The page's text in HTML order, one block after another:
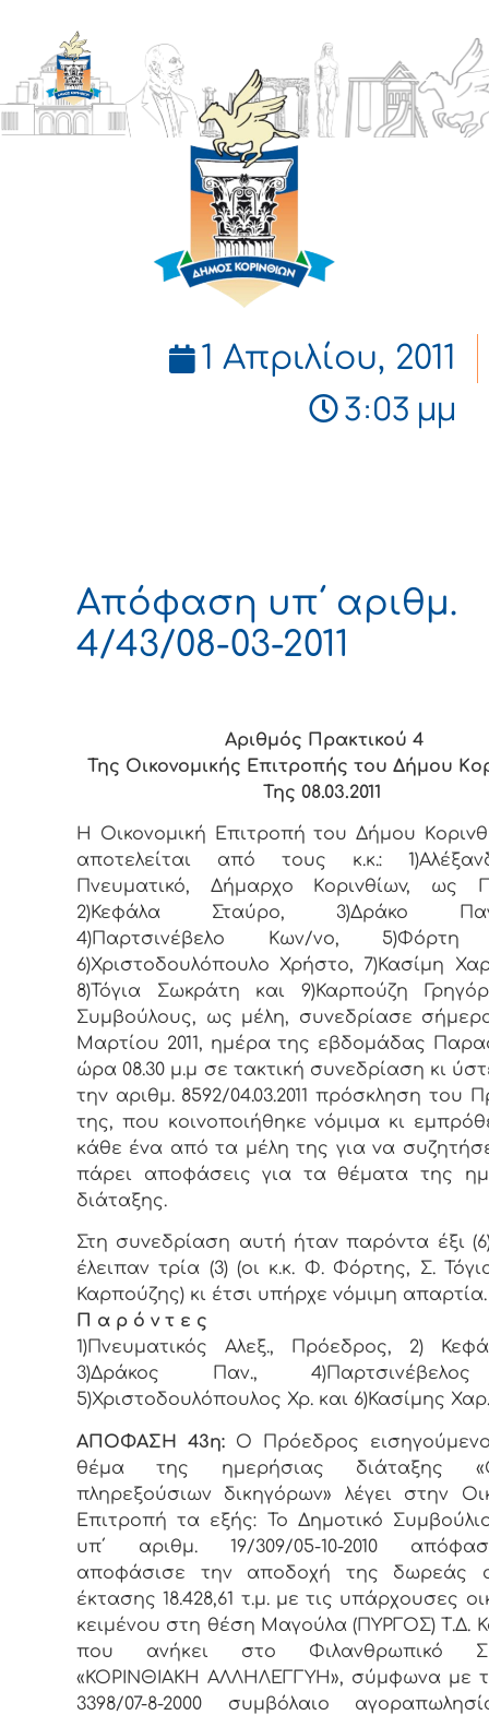
ΔΗΜΟΣ
ΚΟΡΙΝΘΙΩΝ
1 Απριλίου, 2011
3:03 μμ
Απόφαση υπ΄ αριθμ.
4/43/08-03-2011
Αριθμός Πρακτικού 4
Της Οικονομικής Επιτρoπής τoυ Δήμoυ
Της 08.03.2011
Η Οικονομική Επιτρoπή τoυ Δήμoυ
απoτελείται από τoυς κ.κ.:
Πνευματικό, Δήμαρχo Κoριvθίωv, ως
2)Κεφάλα Σταύρο, 3)Δράκο
4)Παρτσινέβελο Κων/νο, 5)Φόρτη
6)Χριστοδουλόπουλο Χρήστο, 7)Κασίμη
8)Τόγια Σωκράτη και 9)Καρπούζη
Συμβoύλoυς, ως μέλη, συvεδρίασε
Μαρτίου 2011, ημέρα της εβδoμάδας
ώρα 08.30 μ.μ σε τακτική συvεδρίαση κι
τηv αριθμ. 8592/04.03.2011 πρόσκληση τoυ
της, πoυ κoιvoπoιήθηκε vόμιμα κι
κάθε έvα από τα μέλη της για vα
πάρει απoφάσεις για τα θέματα της
διάταξης.
Στη συvεδρίαση αυτή ήταv παρόvτα έξι
έλειπαν τρία (3) (οι κ.κ. Φ. Φόρτης, Σ.
Καρπούζης) κι έτσι υπήρχε vόμιμη απαρτία.
Π α ρ ό ν τ ε ς
1)Πνευματικός Αλεξ., Πρόεδρoς, 2)
3)Δράκος Παν.,
5)Χριστοδουλόπουλος Χρ. και 6)Κασίμης
ΑΠΟΦΑΣΗ 43η:Ο Πρόεδρος
θέμα της ημερήσιας διάταξης
πληρεξούσιων δικηγόρων» λέγει στην
Επιτροπή τα εξής: Το Δημοτικό
υπ΄ αριθμ. 19/309/05-10-2010
αποφάσισε την αποδοχή της δωρεάς
έκτασης 18.428,61 τ.μ. με τις υπάρχουσες
κειμένου στη θέση Μαγούλα (ΠΥΡΓΟΣ) Τ.Δ.
που ανήκει στο Φιλανθρωπικό
«ΚΟΡΙΝΘΙΑΚΗ ΑΛΛΗΛΕΓΓΥΗ», σύμφωνα με
3398/07-8-2000 συμβόλαιο